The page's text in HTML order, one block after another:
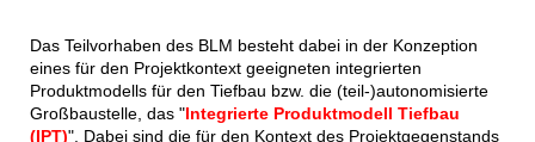
Das Teilvorhaben des BLM besteht dabei in der Konzeption
eines für den Projektkontext geeigneten integrierten
Produktmodells für den Tiefbau bzw. die (teil-)autonomisierte
Großbaustelle, das "Integrierte Produktmodell Tiefbau
(IPT)". Dabei sind die für den Kontext des Projektgegenstands